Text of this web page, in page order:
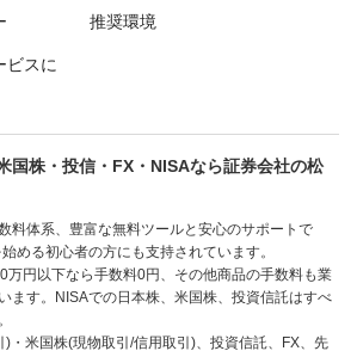
推奨環境
ビスに
国株・投信・FX・NISAなら証券会社の松
料体系、豊富な無料ツールと安心のサポートで
める初心者の方にも支持されています。
万円以下なら手数料0円、その他商品の手数料も業
ます。NISAでの日本株、米国株、投資信託はすべ
)・米国株(現物取引/信用取引)、投資信託、FX、先